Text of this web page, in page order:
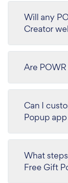
Will any
Creator
Are
Can I
Popup
What
Free Gift